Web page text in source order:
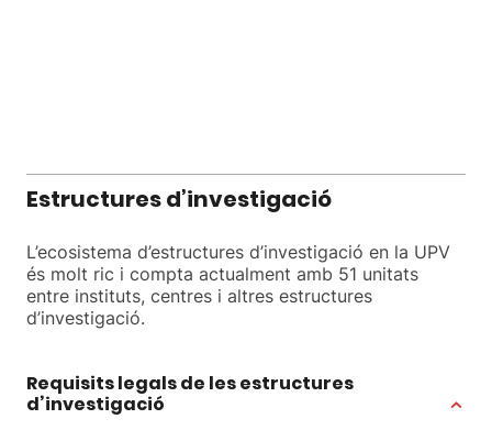
Estructures d’investigació
L’ecosistema d’estructures d’investigació en la UPV
és molt ric i compta actualment amb 51 unitats
entre instituts, centres i altres estructures
d’investigació.
Requisits legals de les estructures
d’investigació